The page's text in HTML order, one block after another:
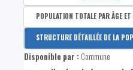
Disponible par :Commune -
Age moyen de la
POPULATION TOTALE PAR ÂGE ET
Disponible par :Commune -
Population totale
STRUCTURE DÉTAILLÉE DE LA
Disponible par : Commune